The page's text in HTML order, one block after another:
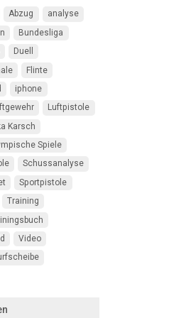
Abzug
analyse
Bundesliga
Duell
Flinte
iphone
Luftpistole
Karsch
Spiele
Schussanalyse
Sportpistole
Training
Video